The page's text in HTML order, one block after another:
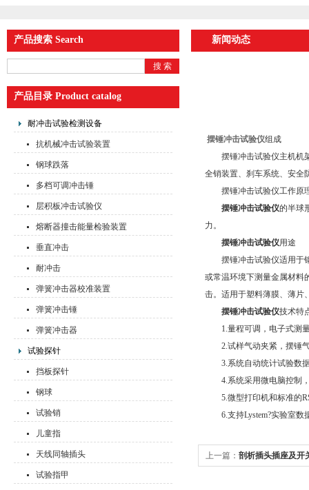
产品搜索 Search
产品目录 Product catalog
耐冲击试验检测设备
抗机械冲击试验装置
钢球跌落
多档可调冲击锤
层积板冲击试验仪
熔断器撞击能量检验装置
垂直冲击
耐冲击
弹簧冲击器校准装置
弹簧冲击锤
弹簧冲击器
试验探针
挡板探针
钢球
试验销
儿童指
天线同轴插头
试验指甲
新闻动态
摆锤冲击试验仪组成
摆锤冲击试验仪主机机架
全销装置、刹车系统、安全
摆锤冲击试验仪工作原
摆锤冲击试验仪的半球
力。
摆锤冲击试验仪用途
摆锤冲击试验仪适用于钢
或常温环境下测量金属材料
击。适用于塑料薄膜、薄片
摆锤冲击试验仪技术特
1.量程可调，电子式测量
2.试样气动夹紧，摆锤气
3.系统自动统计试验数据
4.系统采用微电脑控制，
5.微型打印机和标准的
6.支持Lystem?实验室数
上一篇： 剖析插头插座及开